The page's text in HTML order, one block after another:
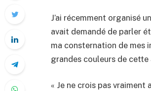
J’ai récemment organisé
avait demandé de parler
ma consternation de mes
grandes couleurs de cette
« Je ne crois pas vraiment